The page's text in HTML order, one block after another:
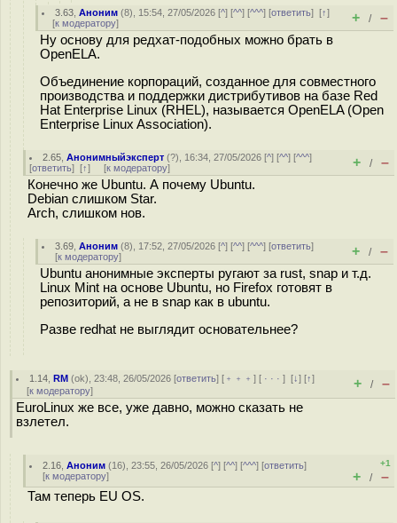
3.63 ,Аноним (8), 15:54, 27/05/2026 [^] [^^] [^^^] [ответить][↑]
[к модератору] + / –
Ну основу для редхат-подобных можно брать в
OpenELA.
Объединение корпораций, созданное для совместного
производства и поддержки дистрибутивов на базе Red
Hat Enterprise Linux (RHEL), называется OpenELA (Open
Enterprise Linux Association).
2.65 ,Анонимныйэксперт (?), 16:34, 27/05/2026 [^] [^^] [^^^]
[ответить] [↑] [к модератору] + / –
Конечно же Ubuntu. А почему Ubuntu.
Debian слишком Star.
Arch, слишком нов.
3.69 ,Аноним (8), 17:52, 27/05/2026 [^] [^^] [^^^] [ответить]
[к модератору] + / –
Ubuntu анонимные эксперты ругают за rust, snap и т.д.
Linux Mint на основе Ubuntu, но Firefox готовят в
репозиторий, а не в snap как в ubuntu.
Разве redhat не выглядит основательнее?
1.14 ,RM (ok), 23:48, 26/05/2026 [ответить] [ ﹢﹢﹢] [ · · ·][↓] [↑]
[к модератору] + / –
EuroLinux же все, уже давно, можно сказать не
взлетел.
2.16 ,Аноним (16), 23:55, 26/05/2026 [^] [^^] [^^^] [ответить]
[к модератору]
+1
+ / –
Там теперь EU OS.